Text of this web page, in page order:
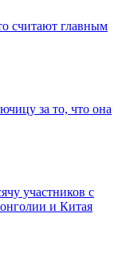
считают главным
за то, что она
участников с
и Китая